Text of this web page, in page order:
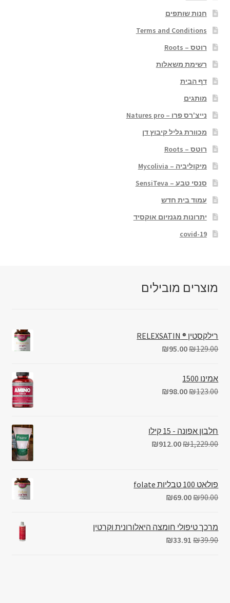
חנות שותפים
Terms and Conditions
רוטס – Roots
רשימת משאלות
דף הבית
מותגים
נייצ'רס פרו – Natures pro
מכוורת גליל קיבוץ דן
רוטס – Roots
מיקוליביה – Mycolivia
סנסי טבע – SensiTeva
עמוד בית חדש
יתרונות מגנזיום אוקסיד
covid-19
מוצרים מובילים
רילקסטין ® RELEXSATIN
₪129.00
₪95.00
אמינו 1500
₪123.00
₪98.00
חלבון אפונה - 15 קילו
₪1,229.00
₪912.00
פולאט 100 טבליות folate
₪90.00
₪69.00
מרכך טיפולי חומצה היאלורונית וקרטין
₪39.90
₪33.91